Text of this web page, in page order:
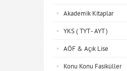
Akademik Kitaplar
YKS ( TYT - AYT )
AÖF & Açık Lise
Konu Konu Fasiküller